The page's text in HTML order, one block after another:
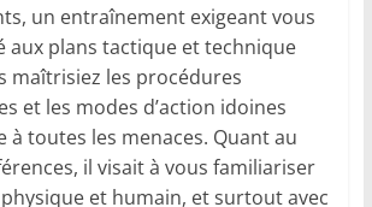
un entraînement exigeant vous
aux plans tactique et technique
maîtrisiez les procédures
et les modes d’action idoines
à toutes les menaces. Quant au
il visait à vous familiariser
et humain, et surtout avec